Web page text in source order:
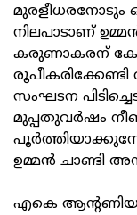
മുരളീധരനോടും
നിലപാടാണ്
കരുണാകരന്
സംഘടന
മുപ്പതുവര്‍ഷം
ഉമ്മന്‍ ചാണ്ടി
എകെ